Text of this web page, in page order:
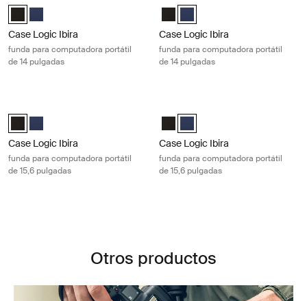
Case Logic Ibira Laptop Sleeve Negro (selected)
Case Logic Ibira Laptop Sleeve Azul vestido
Case Logic Ibira
funda para computadora portátil
de 14 pulgadas
Case Logic Ibira Laptop Sleeve
Case Logic Ibira Laptop
Case Logic Ibira
funda para computadora portátil
de 14 pulgadas
Case Logic Ibira Laptop Sleeve Negro (selected)
Case Logic Ibira Laptop Sleeve Azul vestido
Case Logic Ibira
funda para computadora portátil
de 15,6 pulgadas
Case Logic Ibira Laptop Sleeve
Case Logic Ibira Laptop
Case Logic Ibira
funda para computadora portátil
de 15,6 pulgadas
Otros productos